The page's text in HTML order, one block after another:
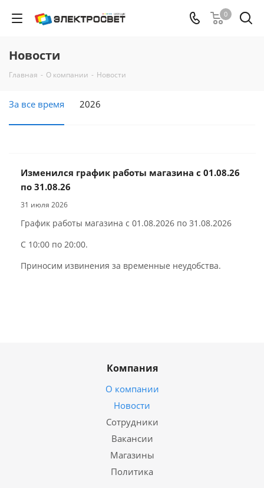
0
Новости
Главная - О компании - Новости
За все время 2026
Изменился график работы магазина с 01.08.26
по 31.08.26
31 июля 2026
График работы магазина с 01.08.2026 по 31.08.2026
С 10:00 по 20:00.
Приносим извинения за временные неудобства.
Компания
О компании
Новости
Сотрудники
Вакансии
Магазины
Политика